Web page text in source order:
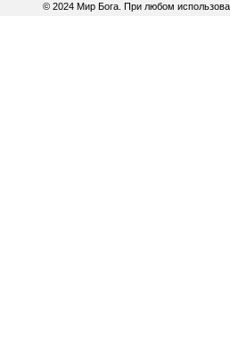
© 2024 Мир Бога. При любом